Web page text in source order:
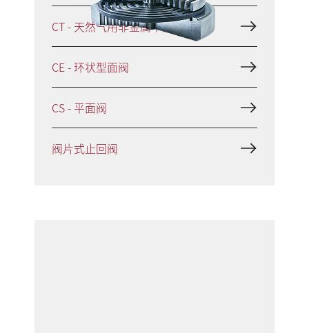
CT - 天然气用非金属平面阀
CE - 环状型面阀
CS - 平面阀
阀片式止回阀